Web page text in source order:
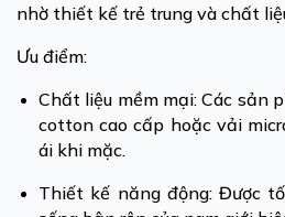
nhờ thiết kế trẻ trung và chất
Ưu điểm:
Chất liệu mềm mại: Các sản
cotton cao cấp hoặc vải
ái khi mặc.
Thiết kế năng động: Được